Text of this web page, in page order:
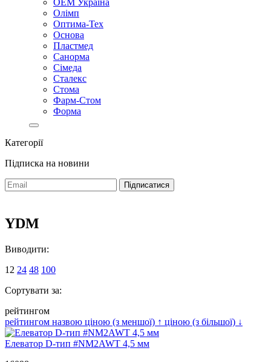
ОЕМ Україна
Олімп
Оптима-Тех
Основа
Пластмед
Санорма
Сімеда
Сталекс
Стома
Фарм-Стом
Форма
Категорії
Підписка на новини
YDM
Виводити:
12 24 48 100
Сортувати за:
рейтингом
рейтингом назвою ціною (з меншої) ↑ ціною (з більшої) ↓
Елеватор D-тип #NM2AWT 4,5 мм